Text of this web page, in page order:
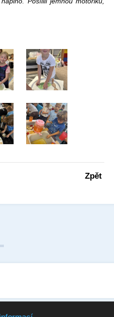
Zpět
Mapa stránek